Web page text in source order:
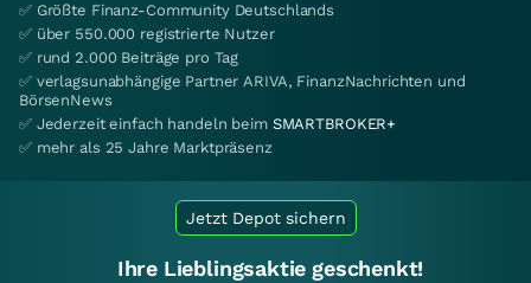
✅ Größte Finanz-Community Deutschlands
✅ über 550.000 registrierte Nutzer
✅ rund 2.000 Beiträge pro Tag
✅ verlagsunabhängige Partner ARIVA, FinanzNachrichten und
BörsenNews
✅ Jederzeit einfach handeln beim SMARTBROKER+
✅ mehr als 25 Jahre Marktpräsenz
Jetzt Depot sichern
Ihre Lieblingsaktie geschenkt!